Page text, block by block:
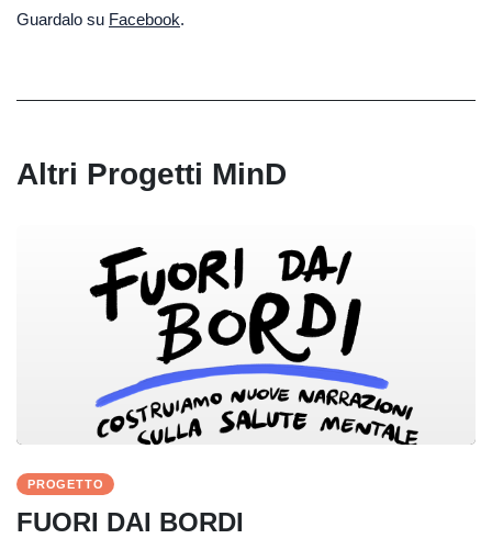
Guardalo su Facebook.
Altri Progetti MinD
PROGETTO
FUORI DAI BORDI